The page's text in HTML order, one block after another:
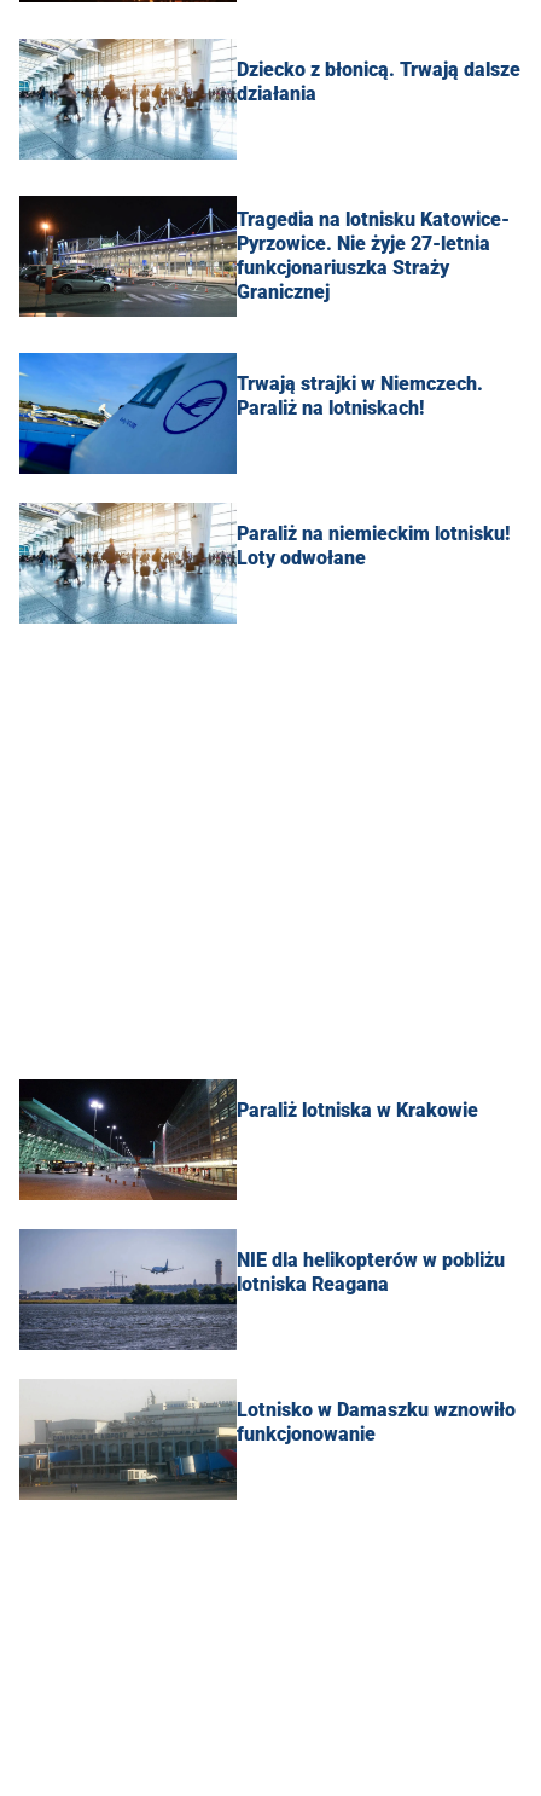
Dziecko z błonicą. Trwają dalsze
działania
Tragedia na lotnisku Katowice-
Pyrzowice. Nie żyje 27-letnia
funkcjonariuszka Straży
Granicznej
Trwają strajki w Niemczech.
Paraliż na lotniskach!
Paraliż na niemieckim lotnisku!
Loty odwołane
Paraliż lotniska w Krakowie
NIE dla helikopterów w pobliżu
lotniska Reagana
Lotnisko w Damaszku wznowiło
funkcjonowanie